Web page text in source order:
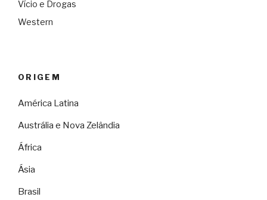
Vício e Drogas
Western
ORIGEM
América Latina
Austrália e Nova Zelândia
África
Ásia
Brasil